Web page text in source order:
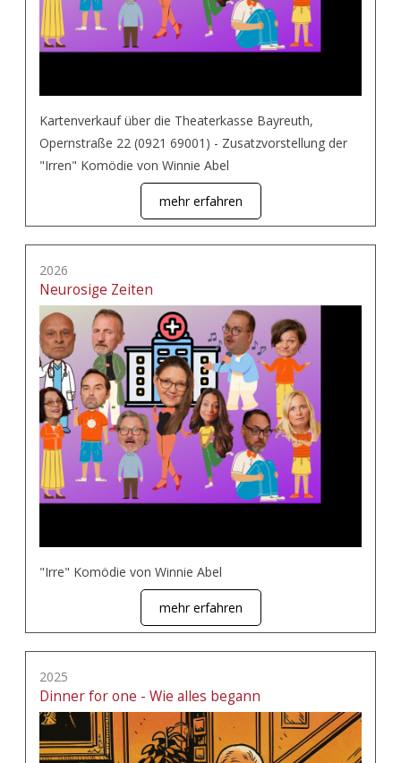
Kartenverkauf über die Theaterkasse Bayreuth,
Opernstraße 22 (0921 69001) - Zusatzvorstellung der
"Irren" Komödie von Winnie Abel
mehr erfahren
2026
Neurosige Zeiten
"Irre" Komödie von Winnie Abel
mehr erfahren
2025
Dinner for one - Wie alles begann